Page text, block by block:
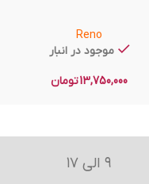
Reno
موجود در انبار
13,750,000تومان
۹ الی ۱۷